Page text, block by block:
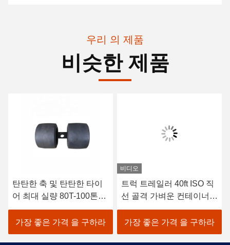
우리 의 제품
비슷한 제품
탄탄한 축 및 탄탄한 타이
어 최대 실량 80T-100톤을
위한 반류차 구동장치 시스
템
가장 좋은 가격 을 구하라
비디오
트럭 트레일러 40ft ISO 직
선 골격 가벼운 컨테이너
배달을위한 반 트레일러
가장 좋은 가격 을 구하라